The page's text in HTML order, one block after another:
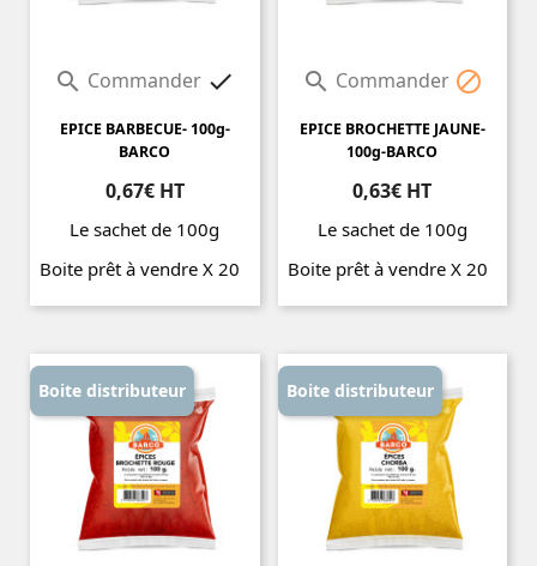
 Commander 
EPICE BARBECUE- 100g-
BARCO
0,67€ HT
Le sachet de 100g
Boite prêt à vendre X 20
Prix
 Commander 
EPICE BROCHETTE JAUNE-
100g-BARCO
0,63€ HT
Le sachet de 100g
Boite prêt à vendre X 20
Prix
Boite distributeur Boite distributeur